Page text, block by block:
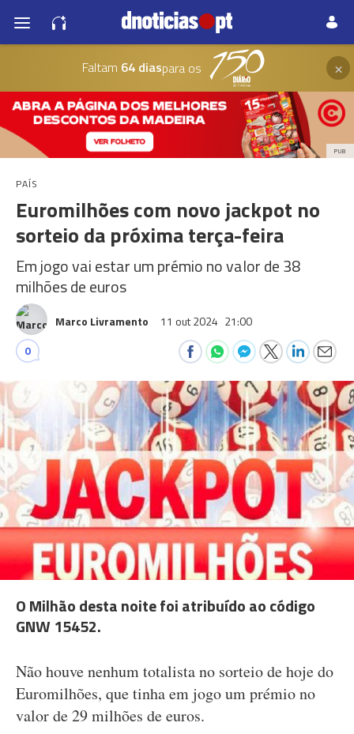
Faltam 64 diaspara os ×
PUB
PAÍS
Euromilhões com novo jackpot no
sorteio da próxima terça-feira
Em jogo vai estar um prémio no valor de 38
milhões de euros
Marco Livramento 11 out 2024 21:00
0
O Milhão desta noite foi atribuído ao código
GNW 15452.
Não houve nenhum totalista no sorteio de hoje do
Euromilhões, que tinha em jogo um prémio no
valor de 29 milhões de euros.